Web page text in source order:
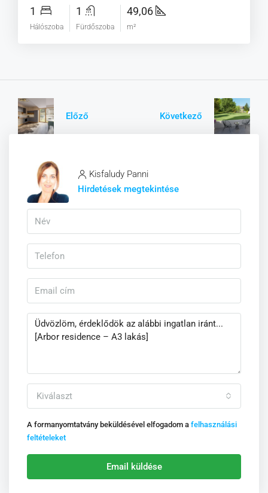
1
Hálószoba
1
Fürdőszoba
49,06
m²
Előző Következő
Kisfaludy Panni
Hirdetések megtekintése
Kiválaszt
A formanyomtatvány beküldésével elfogadom a felhasználási
feltételeket
Email küldése